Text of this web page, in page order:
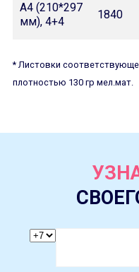
А4 (210*297
мм), 4+4
1840
* Листовки
плотностью 130 гр мел.мат.